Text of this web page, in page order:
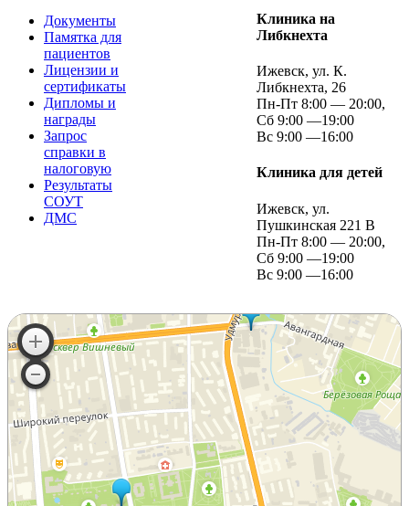
Документы
Памятка для
пациентов
Лицензии и
сертификаты
Дипломы и
награды
Запрос
справки в
налоговую
Результаты
СОУТ
ДМС
Клиника на
Либкнехта
Ижевск, ул. К.
Либкнехта, 26
Пн-Пт 8:00 — 20:00,
Сб 9:00 —19:00
Вс 9:00 —16:00
Клиника для детей
Ижевск, ул.
Пушкинская 221 В
Пн-Пт 8:00 — 20:00,
Сб 9:00 —19:00
Вс 9:00 —16:00